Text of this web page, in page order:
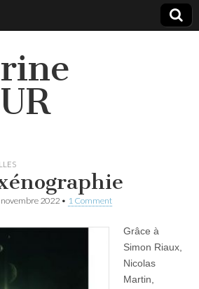
novembre 2022 • 1 Comment
Grâce à
Simon Riaux,
Nicolas
Martin,